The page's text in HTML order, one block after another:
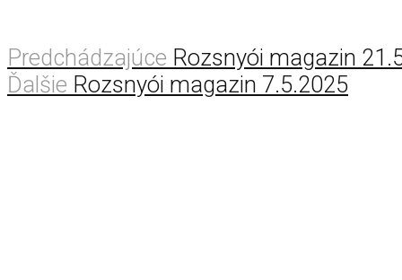
Predchádzajúce Rozsnyói magazin
Ďalšie Rozsnyói magazin 7.5.2025